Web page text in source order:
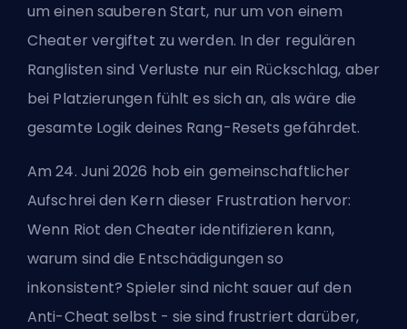
um einen sauberen Start, nur um von einem
Cheater vergiftet zu werden. In der regulären
Ranglisten sind Verluste nur ein Rückschlag, aber
bei Platzierungen fühlt es sich an, als wäre die
gesamte Logik deines Rang-Resets gefährdet.
Am 24. Juni 2026 hob ein gemeinschaftlicher
Aufschrei den Kern dieser Frustration hervor:
Wenn Riot den Cheater identifizieren kann,
warum sind die Entschädigungen so
inkonsistent? Spieler sind nicht sauer auf den
Anti-Cheat selbst - sie sind frustriert darüber,